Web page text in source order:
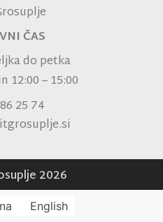
ČAS
do petka
12:00 – 15:00
25 74
2026
English